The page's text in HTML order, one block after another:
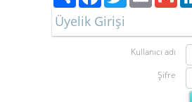
Üyelik Girişi
Kullanıcı adı
Şifre